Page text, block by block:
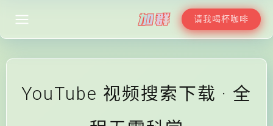
请我喝杯咖啡
YouTube 视频搜索下载 · 全